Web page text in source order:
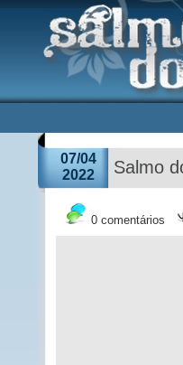
07/04
2022
Salmo
0 comentários